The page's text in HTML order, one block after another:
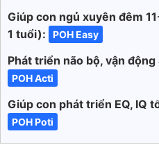
Giúp con ngủ xuyên đêm
1 tuổi):
POH Easy
Phát triển não bộ, vận
POH Acti
Giúp con phát triển EQ, IQ
POH Poti